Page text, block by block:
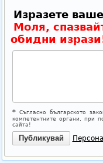
Изразете
Моля,
обидни
*Съгласно българското
компетентните органи, при
сайта!